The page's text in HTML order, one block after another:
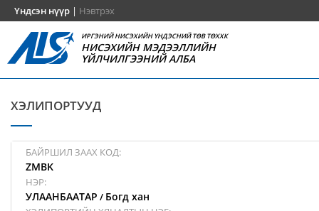
Үндсэн нүүр | Нэвтрэх
ИРГЭНИЙ НИСЭХИЙН ҮНДЭСНИЙ ТӨВ ТӨХХК
НИСЭХИЙН МЭДЭЭЛЛИЙН
ҮЙЛЧИЛГЭЭНИЙ АЛБА
ХЭЛИПОРТУУД
БАЙРШИЛ ЗААХ КОД:
ZMBK
НЭР:
УЛААНБААТАР / Богд хан